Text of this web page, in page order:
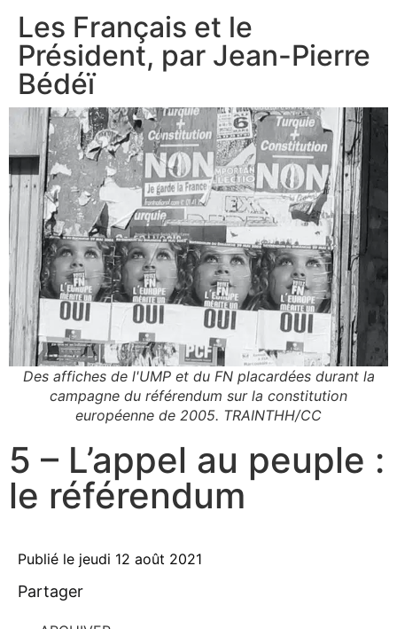
Les Français et le
Président, par Jean-Pierre
Bédéï
Des affiches de l'UMP et du FN placardées durant la
campagne du référendum sur la constitution
européenne de 2005. TRAINTHH/CC
5 – L’appel au peuple :
le référendum
Publié le jeudi 12 août 2021
Partager